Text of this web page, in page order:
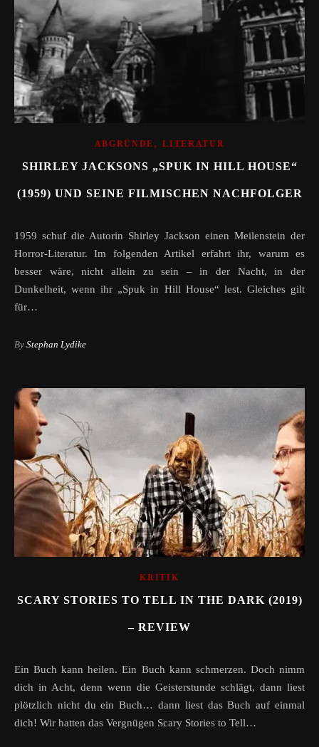
ABGRÜNDE ,LITERATUR
SHIRLEY JACKSONS „SPUK IN HILL HOUSE“
(1959) UND SEINE FILMISCHEN NACHFOLGER
1959 schuf die Autorin Shirley Jackson einen Meilenstein der
Horror-Literatur. Im folgenden Artikel erfahrt ihr, warum es
besser wäre, nicht allein zu sein – in der Nacht, in der
Dunkelheit, wenn ihr „Spuk in Hill House“ lest. Gleiches gilt
für…
By Stephan Lydike
KRITIK
SCARY STORIES TO TELL IN THE DARK (2019)
– REVIEW
Ein Buch kann heilen. Ein Buch kann schmerzen. Doch nimm
dich in Acht, denn wenn die Geisterstunde schlägt, dann liest
plötzlich nicht du ein Buch… dann liest das Buch auf einmal
dich! Wir hatten das Vergnügen Scary Stories to Tell…